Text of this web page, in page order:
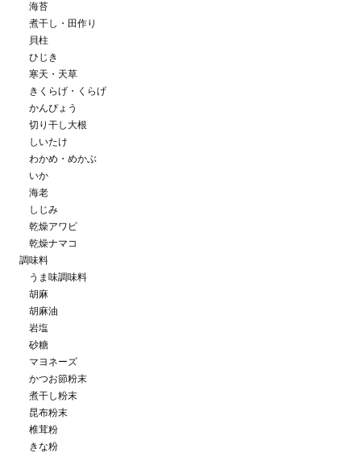
海苔
煮干し・田作り
貝柱
ひじき
寒天・天草
きくらげ・くらげ
かんぴょう
切り干し大根
しいたけ
わかめ・めかぶ
いか
海老
しじみ
乾燥アワビ
乾燥ナマコ
調味料
うま味調味料
胡麻
胡麻油
岩塩
砂糖
マヨネーズ
かつお節粉末
煮干し粉末
昆布粉末
椎茸粉
きな粉